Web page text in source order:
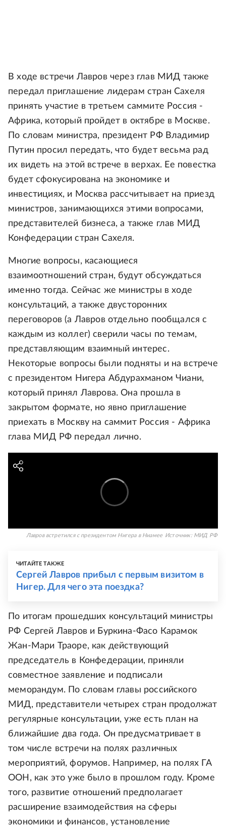
В ходе встречи Лавров через глав МИД также
передал приглашение лидерам стран Сахеля
принять участие в третьем саммите Россия -
Африка, который пройдет в октябре в Москве.
По словам министра, президент РФ Владимир
Путин просил передать, что будет весьма рад
их видеть на этой встрече в верхах. Ее повестка
будет сфокусирована на экономике и
инвестициях, и Москва рассчитывает на приезд
министров, занимающихся этими вопросами,
представителей бизнеса, а также глав МИД
Конфедерации стран Сахеля.
Многие вопросы, касающиеся
взаимоотношений стран, будут обсуждаться
именно тогда. Сейчас же министры в ходе
консультаций, а также двусторонних
переговоров (а Лавров отдельно пообщался с
каждым из коллег) сверили часы по темам,
представляющим взаимный интерес.
Некоторые вопросы были подняты и на встрече
с президентом Нигера Абдурахманом Чиани,
который принял Лаврова. Она прошла в
закрытом формате, но явно приглашение
приехать в Москву на саммит Россия - Африка
глава МИД РФ передал лично.
Лавров встретился с президентом Нигера в Ниамее Источник: МИД РФ
ЧИТАЙТЕ ТАКЖЕ
Сергей Лавров прибыл с первым визитом в
Нигер. Для чего эта поездка?
По итогам прошедших консультаций министры
РФ Сергей Лавров и Буркина-Фасо Карамок
Жан-Мари Траоре, как действующий
председатель в Конфедерации, приняли
совместное заявление и подписали
меморандум. По словам главы российского
МИД, представители четырех стран продолжат
регулярные консультации, уже есть план на
ближайшие два года. Он предусматривает в
том числе встречи на полях различных
мероприятий, форумов. Например, на полях ГА
ООН, как это уже было в прошлом году. Кроме
того, развитие отношений предполагает
расширение взаимодействия на сферы
экономики и финансов, установление